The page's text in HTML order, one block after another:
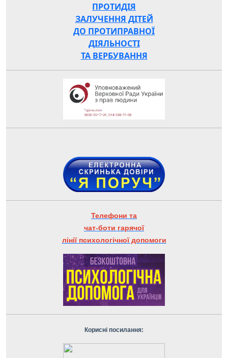
ПРОТИДІЯ
ЗАЛУЧЕННЯ ДІТЕЙ
ДО ПРОТИПРАВНОЇ
ДІЯЛЬНОСТІ
ТА ВЕРБУВАННЯ
Телефони та
чат-боти гарячої
лінії психологічної допомоги
Корисні посилання: